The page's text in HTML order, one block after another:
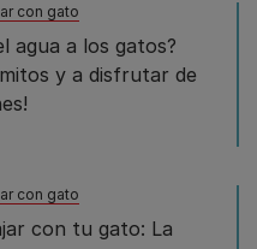
con gato
agua a los gatos?
mitos y a disfrutar de
con gato
con tu gato: La